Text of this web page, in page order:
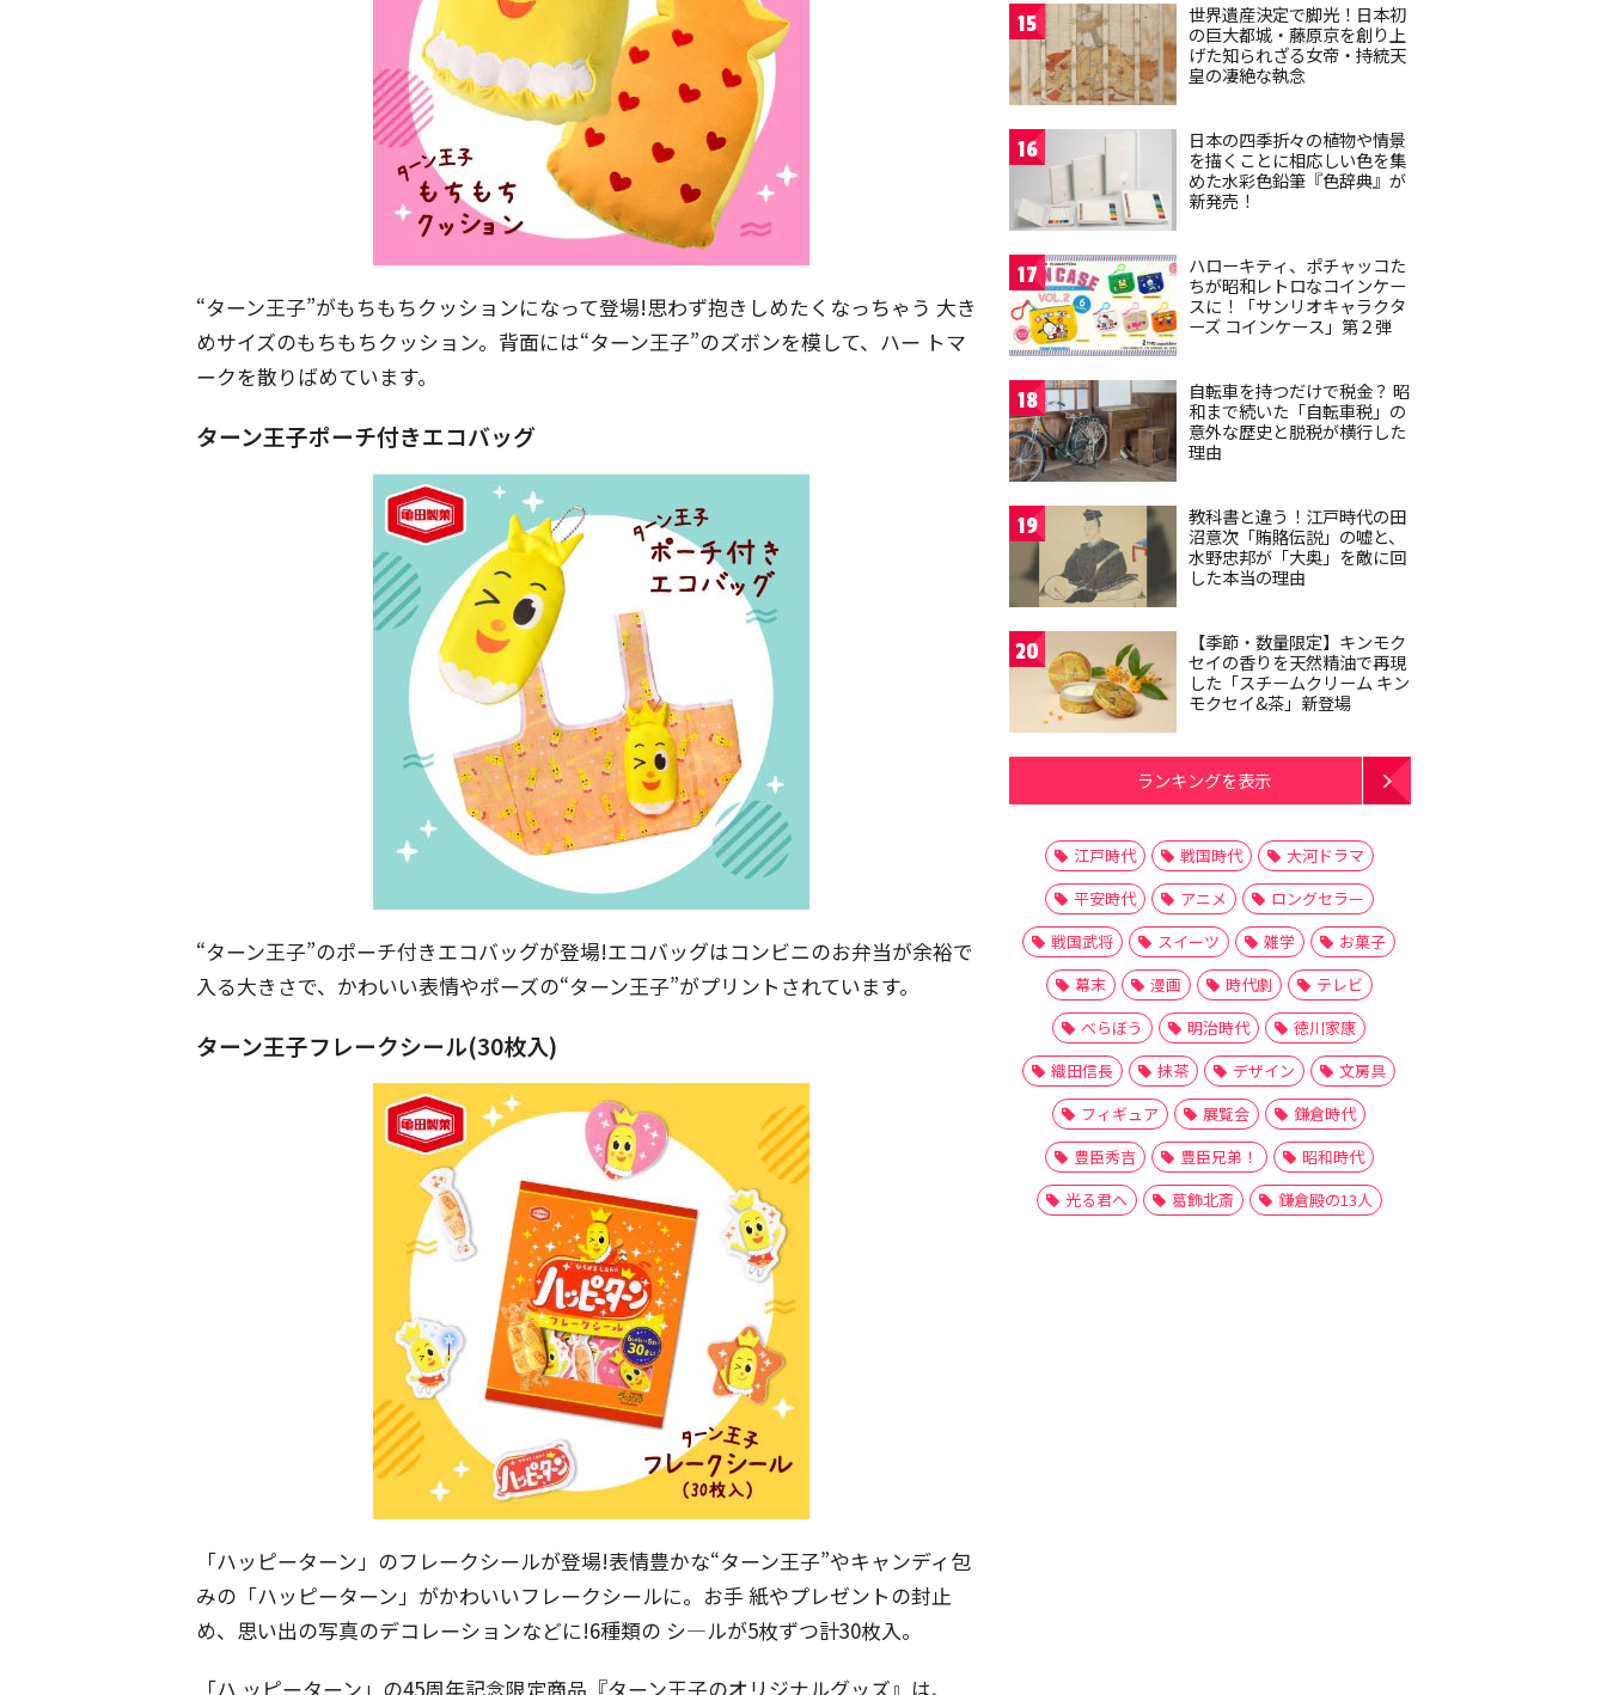
“ターン王子”がもちもちクッションになって登場!思わず抱きしめたくなっちゃう 大き
めサイズのもちもちクッション。背面には“ターン王子”のズボンを模して、ハー トマ
ークを散りばめています。
ターン王子ポーチ付きエコバッグ
“ターン王子”のポーチ付きエコバッグが登場!エコバッグはコンビニのお弁当が余裕で
入る大きさで、かわいい表情やポーズの“ターン王子”がプリントされています。
ターン王子フレークシール(30枚入)
「ハッピーターン」のフレークシールが登場!表情豊かな“ターン王子”やキャンディ包
みの「ハッピーターン」がかわいいフレークシールに。お手 紙やプレゼントの封止
め、思い出の写真のデコレーションなどに!6種類の シ―ルが5枚ずつ計30枚入。
「ハ ッピーターン」の45周年記念限定商品『ターン王子のオリジナルグッズ』は、
15
世界遺産決定で脚光！日本初
の巨大都城・藤原京を創り上
げた知られざる女帝・持統天
皇の凄絶な執念
16
日本の四季折々の植物や情景
を描くことに相応しい色を集
めた水彩色鉛筆『色辞典』が
新発売！
17
ハローキティ、ポチャッコた
ちが昭和レトロなコインケー
スに！「サンリオキャラクタ
ーズ コインケース」第２弾
18
自転車を持つだけで税金？ 昭
和まで続いた「自転車税」の
意外な歴史と脱税が横行した
理由
19
教科書と違う！江戸時代の田
沼意次「賄賂伝説」の嘘と、
水野忠邦が「大奥」を敵に回
した本当の理由
20
【季節・数量限定】キンモク
セイの香りを天然精油で再現
した「スチームクリーム キン
モクセイ&茶」新登場
ランキングを表示
江戸時代 戦国時代
大河ドラマ
平安時代
アニメ
ロングセラー
戦国武将
スイーツ 雑学
お菓子
幕末
漫画 時代劇
テレビ
べらぼう
明治時代
徳川家康
織田信長
抹茶 デザイン
文房具
フィギュア
展覧会
鎌倉時代
豊臣秀吉
豊臣兄弟！
昭和時代
光る君へ
葛飾北斎 鎌倉殿の13人